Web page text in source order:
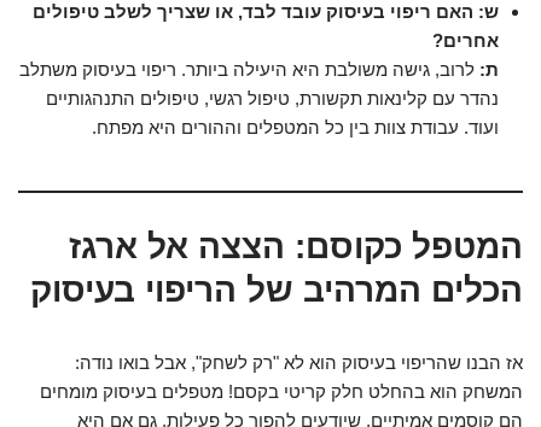
ש: האם ריפוי בעיסוק עובד לבד, או שצריך לשלב טיפולים
אחרים?
ת: לרוב, גישה משולבת היא היעילה ביותר. ריפוי בעיסוק משתלב
נהדר עם קלינאות תקשורת, טיפול רגשי, טיפולים התנהגותיים
ועוד. עבודת צוות בין כל המטפלים וההורים היא מפתח.
המטפל כקוסם: הצצה אל ארגז
הכלים המרהיב של הריפוי בעיסוק
אז הבנו שהריפוי בעיסוק הוא לא "רק לשחק", אבל בואו נודה:
המשחק הוא בהחלט חלק קריטי בקסם! מטפלים בעיסוק מומחים
הם קוסמים אמיתיים, שיודעים להפוך כל פעילות, גם אם היא